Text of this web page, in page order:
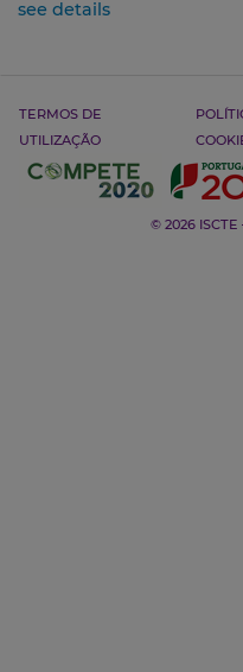
see details
TERMOS DE
UTILIZAÇÃO
© 2026 ISCTE